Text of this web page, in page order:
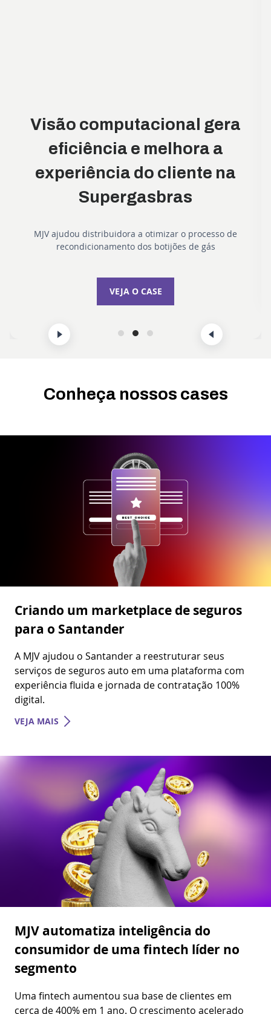
Visão computacional gera
eficiência e melhora a
experiência do cliente na
Supergasbras
MJV ajudou distribuidora a otimizar o processo de
recondicionamento dos botijões de gás
VEJA O CASE
Guiando a Bayer rumo à
excelência ágil
trabalho ágil
Criando um marketplace de seguros
para o Santander
A MJV ajudou o Santander a reestruturar seus
serviços de seguros auto em uma plataforma com
experiência fluida e jornada de contratação 100%
digital.
VEJA MAIS
MJV automatiza inteligência do
consumidor de uma fintech líder no
segmento
Uma fintech aumentou sua base de clientes em
cerca de 400% em 1 ano. O crescimento acelerado
trouxe novos questionamentos: quem era esse novo